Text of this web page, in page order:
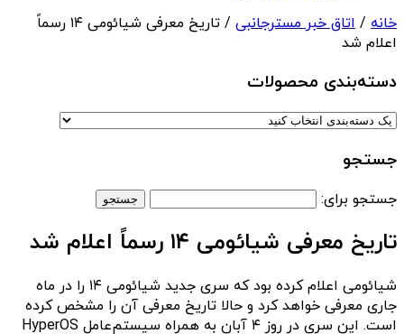
خانه / اتاق خبر مسترجانبی
/ تاریخ معرفی شیائومی ۱۴ رسماً
اعلام شد
دسته‌بندی‌ محصولات
جستجو
جستجو برای:
تاریخ معرفی شیائومی ۱۴ رسماً اعلام شد
شیائومی اعلام کرده بود که سری جدید شیائومی ۱۴ را در ماه
جاری معرفی خواهد کرد و حالا تاریخ معرفی آن را مشخص کرده
است. این سری در روز ۴ آبان‌ به همراه سیستم‌عامل HyperOS